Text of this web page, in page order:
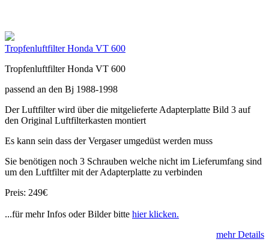
Tropfenluftfilter Honda VT 600
Tropfenluftfilter Honda VT 600
passend an den Bj 1988-1998
Der Luftfilter wird über die mitgelieferte Adapterplatte Bild 3 auf
den Original Luftfilterkasten montiert
Es kann sein dass der Vergaser umgedüst werden muss
Sie benötigen noch 3 Schrauben welche nicht im Lieferumfang sind
um den Luftfilter mit der Adapterplatte zu verbinden
Preis: 249€
...für mehr Infos oder Bilder bitte hier klicken.
mehr Details